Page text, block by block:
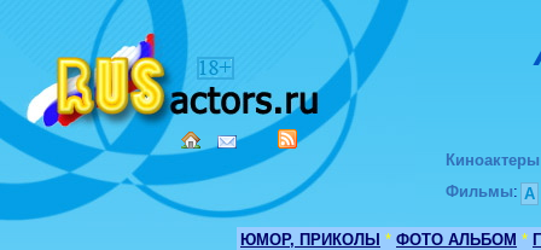
Киноактеры
Фильмы: А
ЮМОР, ПРИКОЛЫ * ФОТО АЛЬБОМ *